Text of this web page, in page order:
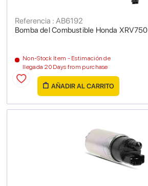
Bomba del Combustible Honda XRV750
Referencia : AB6192
Non-Stock Item - Estimación de
llegada 20 Days from purchase
AÑADIR AL CARRITO